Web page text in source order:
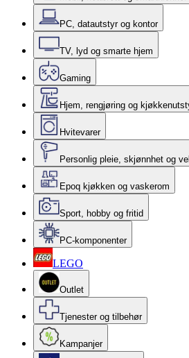
PC, datautstyr og kontor
TV, lyd og smarte hjem
Gaming
Hjem, rengjøring og
Hvitevarer
Personlig pleie, skjønnhet og
Epoq kjøkken og vaskerom
Sport, hobby og fritid
PC-komponenter
LEGO
Outlet
Tjenester og tilbehør
Kampanjer